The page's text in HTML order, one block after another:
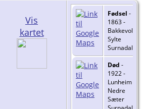
Vis
kartet
Fødsel -
1863 -
Bakkevoll
Sylte
Surnadal
Død -
1922 -
Lunheim
Nedre
Sæter